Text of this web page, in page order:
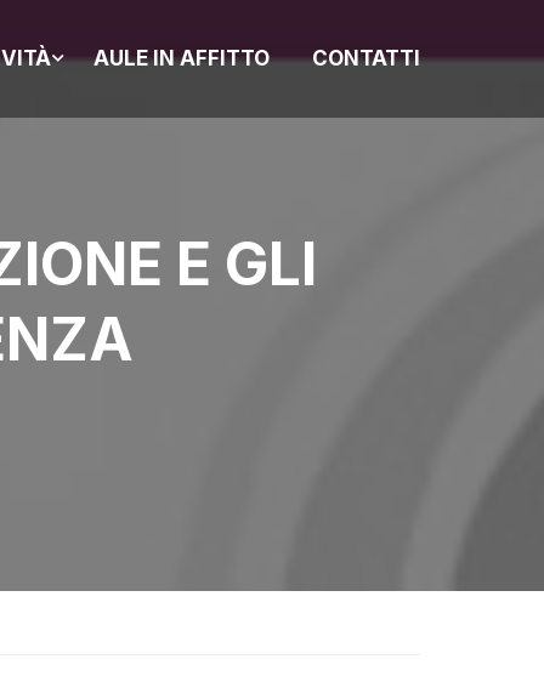
AULE IN AFFITTO CONTATTI
E GLI